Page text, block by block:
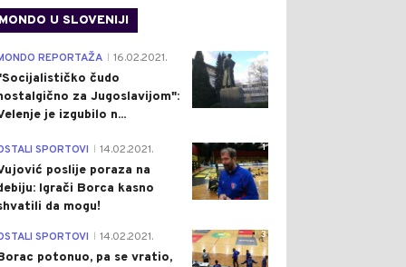
MONDO U SLOVENIJI
4
REPORTAŽA 16.02.2021.
čudo
za Jugoslavijom":
je izgubilo n...
1
SPORTOVI 14.02.2021.
poslije poraza na
Igrači Borca kasno
da mogu!
3
SPORTOVI 14.02.2021.
potonuo, pa se vratio,